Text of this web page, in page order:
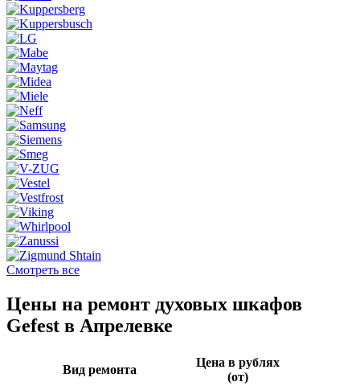
Смотреть все
Цены на ремонт духовых шкафов
Gefest в Апрелевке
Вид ремонта
Цена в рублях
(от)